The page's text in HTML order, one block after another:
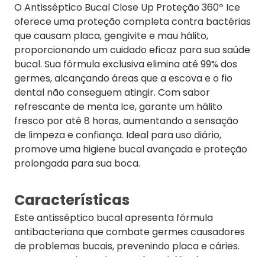
O Antisséptico Bucal Close Up Proteção 360º Ice
oferece uma proteção completa contra bactérias
que causam placa, gengivite e mau hálito,
proporcionando um cuidado eficaz para sua saúde
bucal. Sua fórmula exclusiva elimina até 99% dos
germes, alcançando áreas que a escova e o fio
dental não conseguem atingir. Com sabor
refrescante de menta Ice, garante um hálito
fresco por até 8 horas, aumentando a sensação
de limpeza e confiança. Ideal para uso diário,
promove uma higiene bucal avançada e proteção
prolongada para sua boca.
Características
Este antisséptico bucal apresenta fórmula
antibacteriana que combate germes causadores
de problemas bucais, prevenindo placa e cáries.